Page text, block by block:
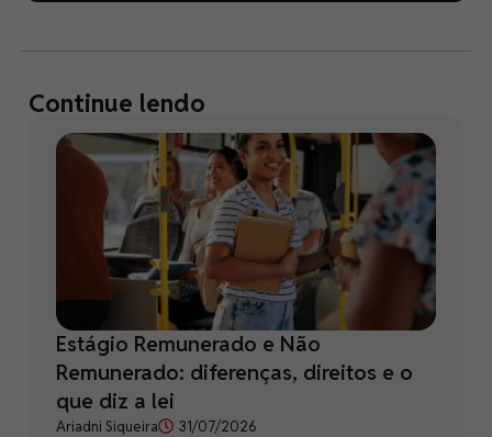
Continue lendo
Estágio Remunerado e Não
Remunerado: diferenças, direitos e o
que diz a lei
Ariadni Siqueira 31/07/2026